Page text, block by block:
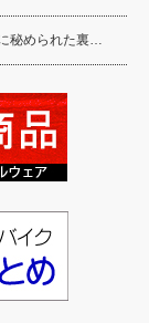
秘められた裏…